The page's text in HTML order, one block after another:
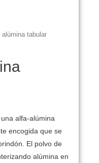
tabular
alfa-alúmina
encogida que se
El polvo de
alúmina en